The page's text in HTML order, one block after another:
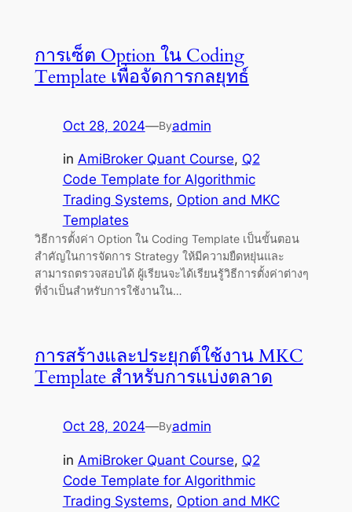
การเซ็ต Option ใน Coding
Template เพื่อจัดการกลยุทธ์
Oct 28, 2024—Byadmin
in AmiBroker Quant Course, Q2
Code Template for Algorithmic
Trading Systems, Option and MKC
Templates
วิธีการตั้งค่า Option ใน Coding Template เป็นขั้นตอน
สำคัญในการจัดการ Strategy ให้มีความยืดหยุ่นและ
สามารถตรวจสอบได้ ผู้เรียนจะได้เรียนรู้วิธีการตั้งค่าต่างๆ
ที่จำเป็นสำหรับการใช้งานใน…
การสร้างและประยุกต์ใช้งาน MKC
Template สำหรับการแบ่งตลาด
Oct 28, 2024—Byadmin
in AmiBroker Quant Course, Q2
Code Template for Algorithmic
Trading Systems, Option and MKC